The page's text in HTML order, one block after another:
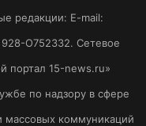
редакции: E-mail:
O752332. Сетевое
портал 15-news.ru»
по надзору в сфере
массовых коммуникаций